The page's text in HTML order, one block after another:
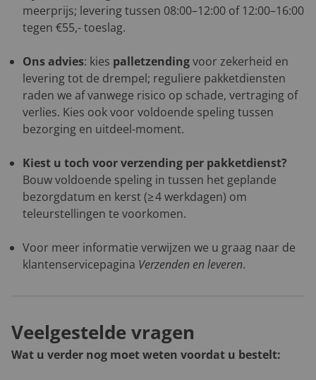
meerprijs; levering tussen 08:00–12:00 of 12:00–16:00
tegen €55,- toeslag.
Ons advies: kies palletzendingvoor zekerheid en
levering tot de drempel; reguliere pakketdiensten
raden we af vanwege risico op schade, vertraging of
verlies. Kies ook voor voldoende speling tussen
bezorging en uitdeel-moment.
Kiest u toch voor verzending per pakketdienst?
Bouw voldoende speling in tussen het geplande
bezorgdatum en kerst (≥ 4 werkdagen) om
teleurstellingen te voorkomen.
Voor meer informatie verwijzen we u graag naar de
klantenservicepagina Verzenden en leveren.
Veelgestelde vragen
Wat u verder nog moet weten voordat u bestelt: